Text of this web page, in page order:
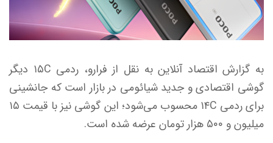
به گزارش اقتصاد آنلاین به نقل از فرارو، ردمی ۱۵C دیگر
گوشی اقتصادی و جدید شیائومی در بازار است که جانشینی
برای ردمی ۱۴C محسوب می‌شود؛ این گوشی نیز با قیمت ۱۵
میلیون و ۵۰۰ هزار تومان عرضه شده است.